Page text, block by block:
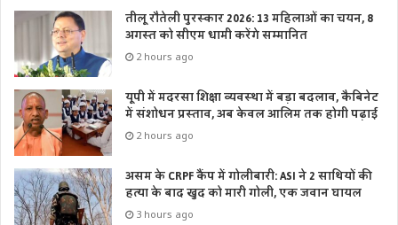
तीलू रौतेली पुरस्कार 2026: 13 महिलाओं का चयन, 8
अगस्त को सीएम धामी करेंगे सम्मानित
2 hours ago
यूपी में मदरसा शिक्षा व्यवस्था में बड़ा बदलाव, कैबिनेट
में संशोधन प्रस्ताव, अब केवल आलिम तक होगी पढ़ाई
2 hours ago
असम के CRPF कैंप में गोलीबारी: ASI ने 2 साथियों की
हत्या के बाद खुद को मारी गोली, एक जवान घायल
3 hours ago